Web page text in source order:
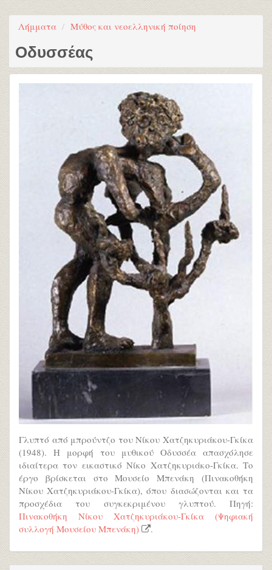
Λήμματα Μύθος και νεοελληνική ποίηση
Οδυσσέας
Γλυπτό από μπρούντζο του Νίκου Χατζηκυριάκου-Γκίκα
(1948). Η μορφή του μυθικού Οδυσσέα απασχόλησε
ιδιαίτερα τον εικαστικό Νίκο Χατζηκυριάκο-Γκίκα. Το
έργο βρίσκεται στο Μουσείο Μπενάκη (Πινακοθήκη
Νίκου Χατζηκυριάκου-Γκίκα), όπου διασώζονται και τα
προσχέδια του συγκεκριμένου γλυπτού. Πηγή:
Πινακοθήκη Νίκου Χατζηκυριάκου-Γκίκα (Ψηφιακή
συλλογή Μουσείου Μπενάκη)
.